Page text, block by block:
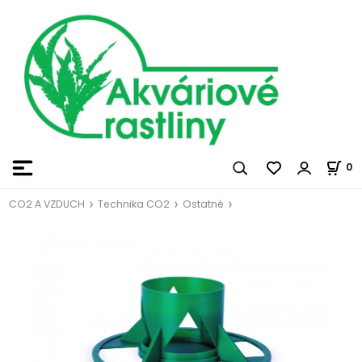
0
CO2 A VZDUCH Technika CO2 Ostatné